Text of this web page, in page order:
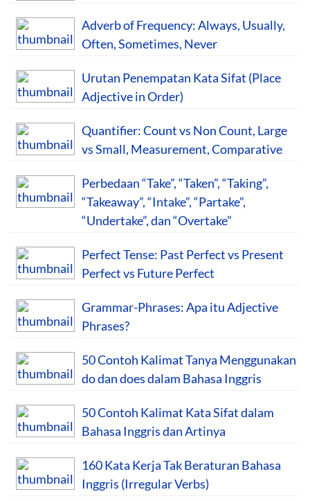
Adverb of Frequency: Always, Usually,
Often, Sometimes, Never
Urutan Penempatan Kata Sifat (Place
Adjective in Order)
Quantifier: Count vs Non Count, Large
vs Small, Measurement, Comparative
Perbedaan “Take”, “Taken”, “Taking”,
“Takeaway”, “Intake”, “Partake”,
“Undertake”, dan “Overtake”
Perfect Tense: Past Perfect vs Present
Perfect vs Future Perfect
Grammar-Phrases: Apa itu Adjective
Phrases?
50 Contoh Kalimat Tanya Menggunakan
do dan does dalam Bahasa Inggris
50 Contoh Kalimat Kata Sifat dalam
Bahasa Inggris dan Artinya
160 Kata Kerja Tak Beraturan Bahasa
Inggris (Irregular Verbs)